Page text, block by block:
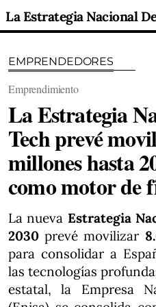
EMPRENDEDORES
Emprendimiento
La Estrategia
Tech prevé
millones hasta
como motor de
La nueva Estrategia
2030 prevé movilizar
para consolidar a
las tecnologías
estatal, la Empresa